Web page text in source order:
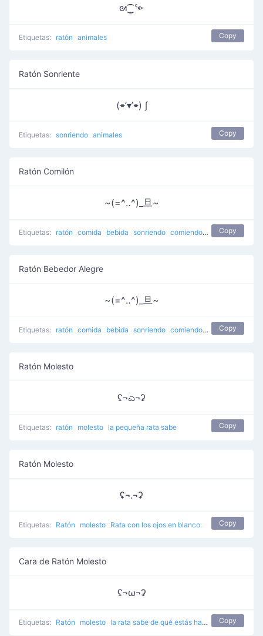
ᘛ⁐̤ᕐ⩺
Etiquetas: ratón animales Copy
Ratón Sonriente
(⌯’▾’⌯) ∫
Etiquetas: sonriendo animales Copy
Ratón Comilón
~(=^‥^)_旦~
Etiquetas: ratón comida bebida sonriendo comiendo bebida ratón
Copy
Ratón Bebedor Alegre
~(=^‥^)_旦~
Etiquetas: ratón comida bebida sonriendo comiendo bebida ratón
Copy
Ratón Molesto
ʢ¬ಎ¬ʡ
Etiquetas: ratón molesto la pequeña rata sabe Copy
Ratón Molesto
ʢ¬.¬ʡ
Etiquetas: Ratón molesto Rata con los ojos en blanco. Copy
Cara de Ratón Molesto
ʢ¬ω¬ʡ
Etiquetas: Ratón molesto la rata sabe de qué estás hablando. Copy